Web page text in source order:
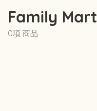
Family Mart
0項 商品